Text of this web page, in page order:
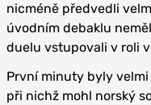
nicméně předvedli
úvodním debaklu
duelu vstupovali v roli
První minuty byly
při nichž mohl norský